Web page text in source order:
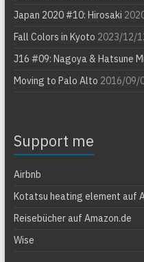
Japan 2020 #10: Hirosaki
Fall Colors in Kyoto 2023/12/
J16 #09: Nagoya & Hatsune
Moving to Palo Alto 2016/09/
Support me
Airbnb
Kotatsu heating element auf
Reisebücher auf Amazon.de
Wise